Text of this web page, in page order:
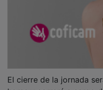
horas y correrá a cargo